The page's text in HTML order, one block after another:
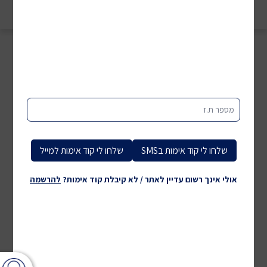
מספר ת.ז
שלחו לי קוד אימות למייל שלחו לי קוד אימות בSMS
אולי אינך רשום עדיין לאתר / לא קיבלת קוד אימות? להרשמה